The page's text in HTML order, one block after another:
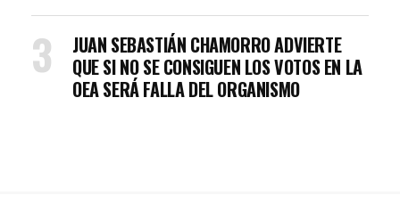
JUAN SEBASTIÁN CHAMORRO ADVIERTE
QUE SI NO SE CONSIGUEN LOS VOTOS EN LA
OEA SERÁ FALLA DEL ORGANISMO